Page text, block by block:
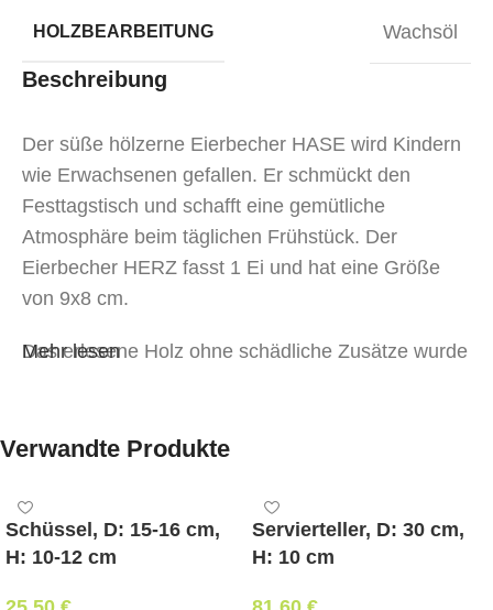
HOLZBEARBEITUNG Wachsöl
Beschreibung
Der süße hölzerne Eierbecher HASE wird Kindern
wie Erwachsenen gefallen. Er schmückt den
Festtagstisch und schafft eine gemütliche
Atmosphäre beim täglichen Frühstück. Der
Eierbecher HERZ fasst 1 Ei und hat eine Größe
von 9х8 cm.
Das erlesene Holz ohne schädliche Zusätze wurde
Mit Öko-Spülmitteln reinigen, nicht einweichen,
trockenwischen. Nicht im Geschirrspüler reinigen.
Nicht in der Mikrowelle erwärmen, nicht mit
Mehr lesen
Verwandte Produkte
Schüssel, D: 15-16 cm,
H: 10-12 cm
Servierteller, D: 30 cm,
H: 10 cm